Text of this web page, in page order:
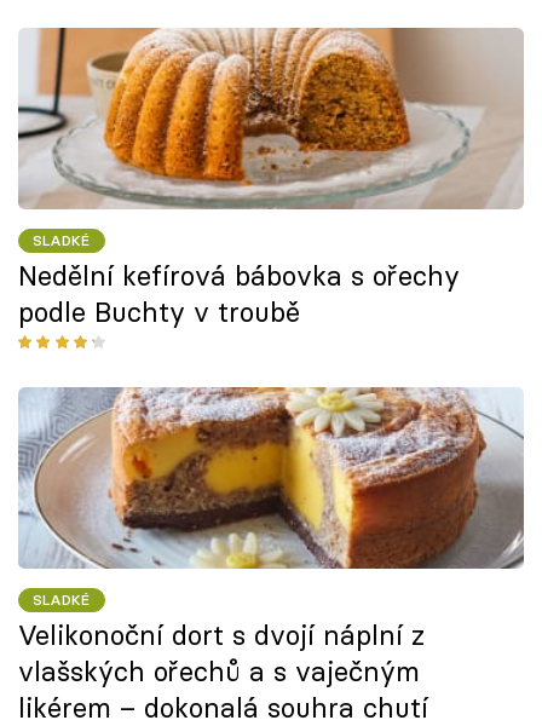
SLADKÉ
Nedělní kefírová bábovka s ořechy
podle Buchty v troubě
SLADKÉ
Velikonoční dort s dvojí náplní z
vlašských ořechů a s vaječným
likérem – dokonalá souhra chutí